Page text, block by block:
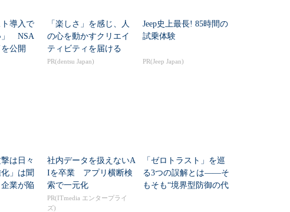
ト導入で
」 NSA
公開
「楽しさ」を感じ、人
の心を動かすクリエイ
ティビティを届ける
PR(dentsu Japan)
Jeep史上最長! 85時間の
試乗体験
PR(Jeep Japan)
は日々
」は聞
業が陥
社内データを扱えないA
Iを卒業 アプリ横断検
索で一元化
PR(ITmedia エンタープライ
ズ)
「ゼロトラスト」を巡
る3つの誤解とは――そ
もそも“境界型防御の代